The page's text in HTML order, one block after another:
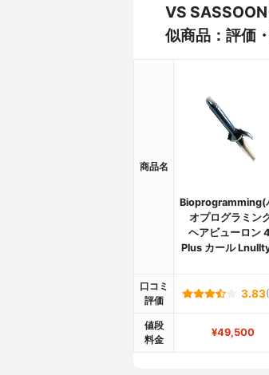
VS
似商品：評価
商品名
Bioprogramming(
オプログラミン
ヘアビューロン
Plus カール
口コミ
評価
3.83
値段
料金
¥49,500